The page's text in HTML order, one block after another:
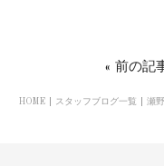
« 前の記
HOME スタッフブログ一覧 瀬